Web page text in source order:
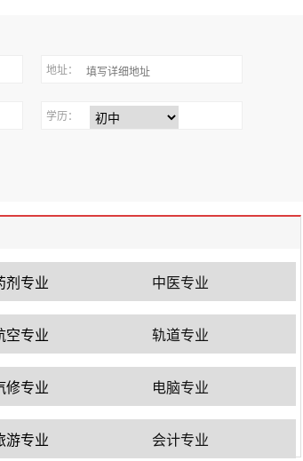
地址：
学历：
剂专业 中医专业
空专业 轨道专业
修专业 电脑专业
游专业 会计专业